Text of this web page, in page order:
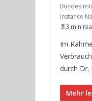
Instance
3 min
Im
durch
Mehr